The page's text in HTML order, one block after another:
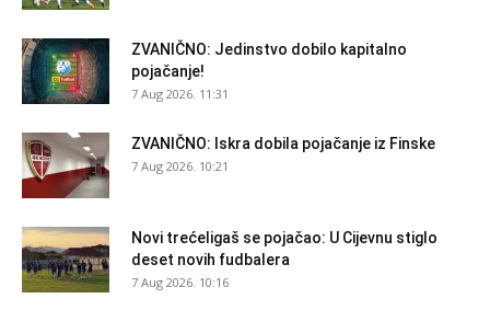
ZVANIČNO: Jedinstvo dobilo kapitalno
pojačanje!
7 Aug 2026. 11:31
ZVANIČNO: Iskra dobila pojačanje iz Finske
7 Aug 2026. 10:21
Novi trećeligaš se pojačao: U Cijevnu stiglo
deset novih fudbalera
7 Aug 2026. 10:16